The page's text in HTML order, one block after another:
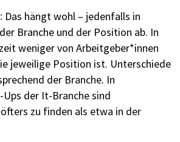
Das hängt wohl – jedenfalls in
Branche und der Position ab. In
weniger von Arbeitgeber*innen
jeweilige Position ist. Unterschiede
der Branche. In
der It-Branche sind
zu finden als etwa in der